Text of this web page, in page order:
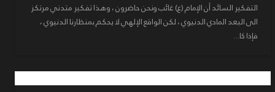
التفكير السائد أن الإمام (ع) غائب ونحن حاضرون ، وهذا تفكير متدني مرتكز
الى البعد المادي الدنيوي ، لكن الواقع الإلهي لا يحكم بمنظارنا الدنيوي ،
فإذا كا...